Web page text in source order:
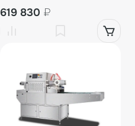
619 830 ₽